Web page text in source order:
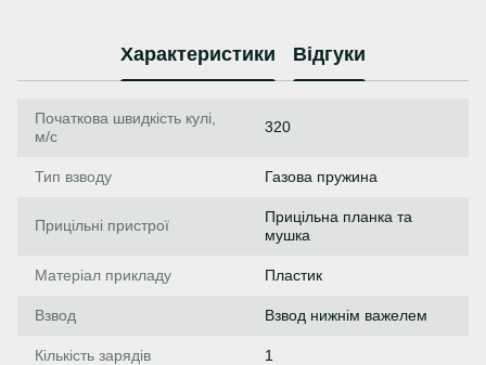
Характеристики Відгуки
Початкова швидкість кулі,
м/с
320
Тип взводу Газова пружина
Прицільні пристрої
Прицільна планка та
мушка
Матеріал прикладу Пластик
Взвод Взвод нижнім важелем
Кількість зарядів 1